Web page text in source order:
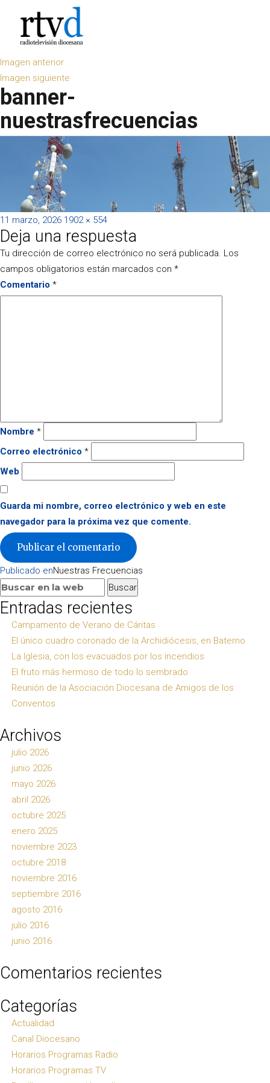
Imagen anterior
Imagen siguiente
banner-
nuestrasfrecuencias
Publicado
el
11 marzo, 2026 Tamaño
completo
1902 × 554
Deja una respuesta
Tu dirección de correo electrónico no será publicada. Los
campos obligatorios están marcados con *
Comentario *
Nombre *
Correo electrónico *
Web
Guarda mi nombre, correo electrónico y web en este
navegador para la próxima vez que comente.
Navegación
de
entradas
Publicado enNuestras Frecuencias
Buscar:
Buscar
Entradas recientes
Campamento de Verano de Cáritas
El único cuadro coronado de la Archidiócesis, en Baterno
La Iglesia, con los evacuados por los incendios
El fruto más hermoso de todo lo sembrado
Reunión de la Asociación Diocesana de Amigos de los
Conventos
Archivos
julio 2026
junio 2026
mayo 2026
abril 2026
octubre 2025
enero 2025
noviembre 2023
octubre 2018
noviembre 2016
septiembre 2016
agosto 2016
julio 2016
junio 2016
Comentarios recientes
Categorías
Actualidad
Canal Diocesano
Horarios Programas Radio
Horarios Programas TV